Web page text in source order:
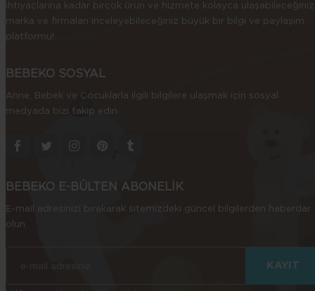
ihtiyaçlarına kadar birçok ürün ve hizmete kolayca ulaşabileceğiniz
marka ve firmaları inceleyebileceğiniz büyük bir bilgi ve paylaşım
platformu!
BEBEKO SOSYAL
Anne, Bebek ve Çocuklarla ilgili bilgilere ulaşmak için sosyal
medyada bizi takip edin.
BEBEKO E-BÜLTEN ABONELİK
E-mail adresinizi bırakarak sitemizdeki güncel bilgilerden haberdar
olun.